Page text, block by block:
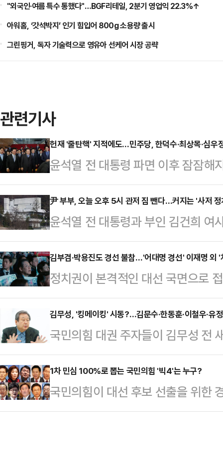
"외국인·여름 특수 통했다"…BGF리테일, 2분기 영업익 22.3%↑
아워홈, ‘갓석박지’ 인기 힘입어 800g 소용량 출시
그린핑거, 독자 기술력으로 영유아 선케어 시장 공략
관련기사
헌재 '줄탄핵' 지적에도…민주당, 한덕수·최상목·심우
윤석열 전 대통령 파면 이후 잠잠해
재부상했다. 파면 선고 당일 헌법재
박수단으로 탄핵을 남발해 정부와
지 엿새 만이다.10일 정치권에 따
한대행 국무총리가 친윤(친윤석열)
헌법재판관으로 지명한 것을 '월권'
을 거론했다.박찬대 대표직무대행
정회의에서 한 대행에 …
尹 부부, 오늘 오후 5시 관저 짐 뺀다…커지는 '사저
윤석열 전 대통령과 부인 김건희 여
관저에서 나와 서초동 사저로 이동
될 가능성이 크다는 관측이 나온다
파면 결정 이후 일부 국민의힘 의원
를 발신하면서다.윤 전 대통령은 파
의힘 권영세 비상대책위원장과 권
당부'를 한 데 이어 지난 5일엔 나
이 해줘서 고맙…
김부겸·박용진도 경선 불참…'어대명 경선' 이재명 외
정치권이 본격적인 대선 국면으로
표는 'K-이니셔티브(문화·민주주의
선도)라는 새로운 국가비전을 내걸
성돼있지만, 당내 비명(비이재명)
법을 드러냈다.장고에 들어간 인사
도 이어지면서, 이번 주 안으로 민
주목된다.10일 정치권에 따르면 이
선 국면에서 선두 주자로…
김무성, '킹메이킹' 시동?…김문수·한동훈·이철우·유
국민의힘 대권 주자들이 김무성 전
포포럼'에 총출동했다. 마포포럼은
있는 정당 외곽 조직으로, 범보수
관, 한동훈 전 국민의힘 대표, 이철
후 서울 마포구의 한 사무실에서 열
1차 민심 100%로 뽑는 국민의힘 '빅4'는 누구?
국민의힘이 대선 후보 선출을 위한
는 22일 발표될 1차 예비경선(컷오